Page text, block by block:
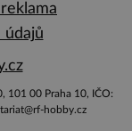
údajů
101 00 Praha 10, IČO:
hobby.cz